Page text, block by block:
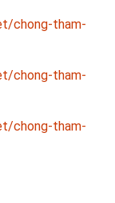
chong-tham-
chong-tham-
chong-tham-